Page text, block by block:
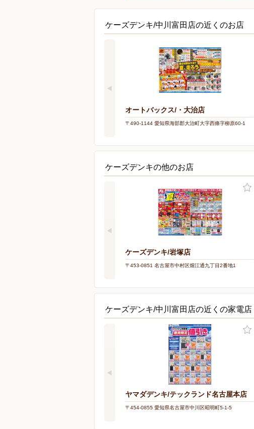
ケーズデンキ/中川富田店の近くのお店
オートバックス/・大治店
〒490-1144 愛知県海部郡大治町大字西條字柳原60-1
ケーズデンキの他のお店
ケーズデンキ/岩塚店
〒453-0851 名古屋市中村区畑江通九丁目2番地1
ケーズデンキ/中川富田店の近くの家電店
ヤマダデンキ/テックランド名古屋本店
〒454-0855 愛知県名古屋市中川区昭明町5-1-5